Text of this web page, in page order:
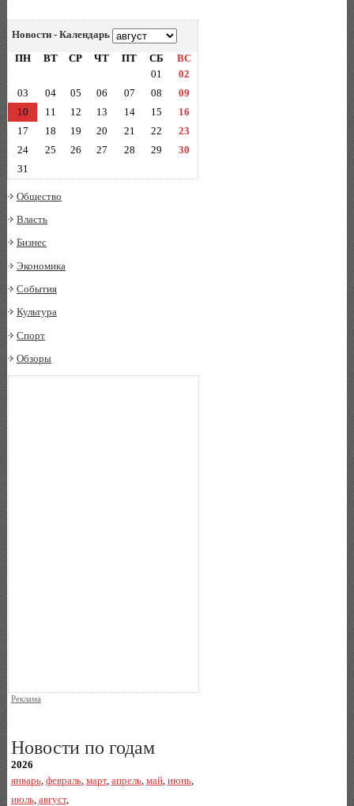
Новости - Календарь
ПН
ВТ СР ЧТ ПТ СБ
ВС
01
02
03
04 05 06 07 08
09
10
11 12 13 14 15
16
17
18 19 20 21 22
23
24
25 26 27 28 29
30
31
Общество
Власть
Бизнес
Экономика
События
Культура
Спорт
Обзоры
Реклама
Новости по годам
2026
январь, февраль, март, апрель, май, июнь,
июль, август,